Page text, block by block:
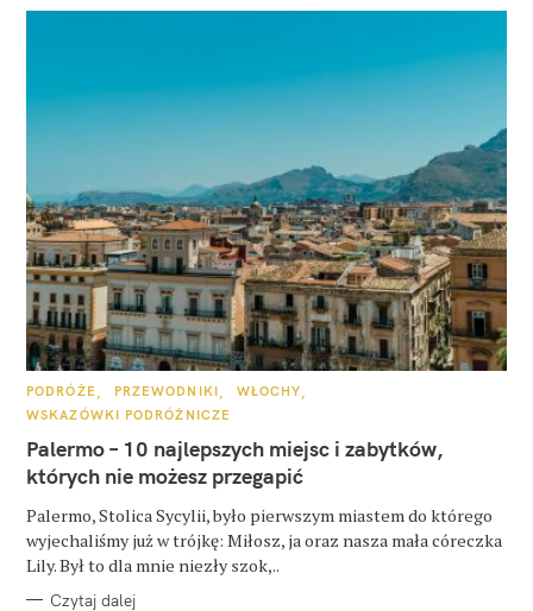
K
T
G
O
R
PODRÓŻE PRZEWODNIKI
WŁOCHY
WSKAZÓWKI PODRÓŻNICZE
Palermo – 10 najlepszych miejsc i zabytków,
których nie możesz przegapić
Palermo, Stolica Sycylii, było pierwszym miastem do którego
wyjechaliśmy już w trójkę: Miłosz, ja oraz nasza mała córeczka
Lily. Był to dla mnie niezły szok,..
Czytaj dalej